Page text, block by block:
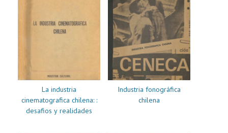
La industria
cinematografica chilena: :
desafios y realidades
Industria fonográfica
chilena